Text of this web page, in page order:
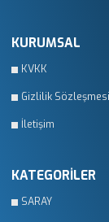
KURUMSAL
KVKK
Gizlilik Sözleşmesi
İletişim
KATEGORİLER
SARAY